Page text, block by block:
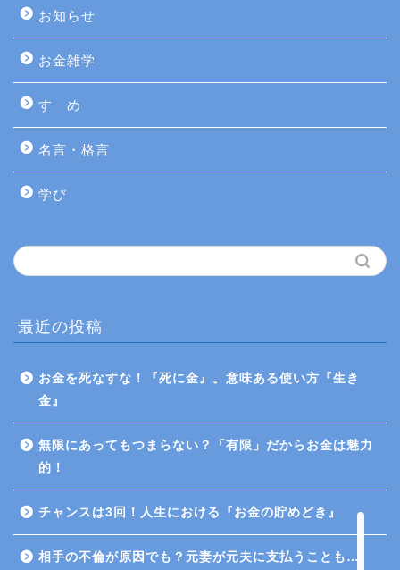
お知らせ
お金雑学
すゝめ
名言・格言
学び
最近の投稿
お金を死なすな！『死に金』。意味ある使い方『生き
金』
無限にあってもつまらない？「有限」だからお金は魅力
的！
チャンスは3回！人生における『お金の貯めどき』
相手の不倫が原因でも？元妻が元夫に支払うことも…
プロフィール
Twitter
お問い合わせ